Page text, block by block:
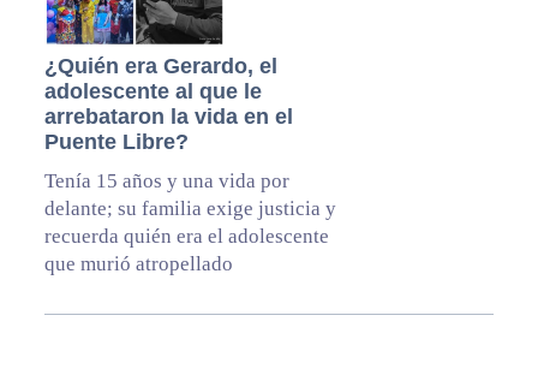
¿Quién era Gerardo, el
adolescente al que le
arrebataron la vida en el
Puente Libre?
Tenía 15 años y una vida por
delante; su familia exige justicia y
recuerda quién era el adolescente
que murió atropellado